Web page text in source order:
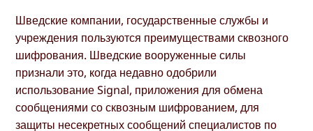
Шведские компании, государственные службы и
учреждения пользуются преимуществами сквозного
шифрования. Шведские вооруженные силы
признали это, когда недавно одобрили
использование Signal, приложения для обмена
сообщениями со сквозным шифрованием, для
защиты несекретных сообщений специалистов по